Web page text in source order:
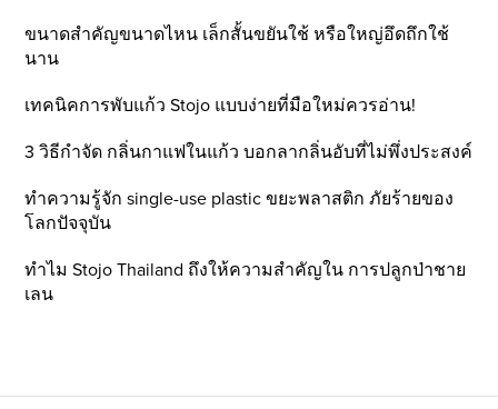
ขนาดสำคัญขนาดไหน เล็กสั้นขยันใช้ หรือใหญ่อึดถึกใช้
นาน
เทคนิคการพับแก้ว Stojo แบบง่ายที่มือใหม่ควรอ่าน!
3 วิธีกำจัด กลิ่นกาแฟในแก้ว บอกลากลิ่นอับที่ไม่พึ่งประสงค์
ทำความรู้จัก single-use plastic ขยะพลาสติก ภัยร้ายของ
โลกปัจจุบัน
ทำไม Stojo Thailand ถึงให้ความสำคัญใน การปลูกป่าชาย
เลน